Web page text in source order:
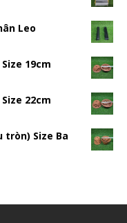
Leo
19cm
22cm
tròn) Size Ba